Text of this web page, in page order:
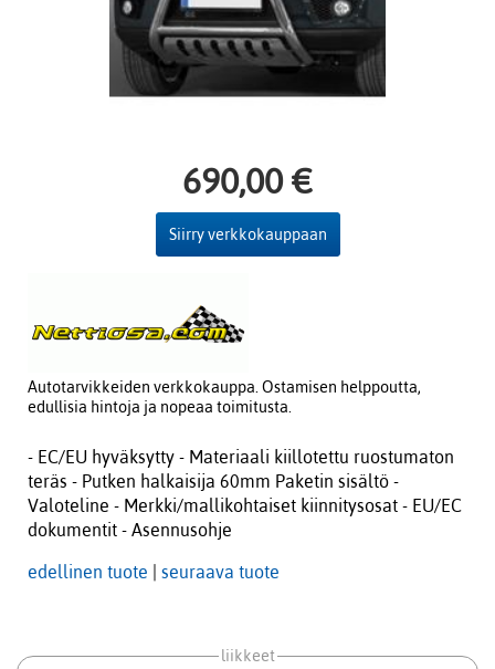
690,00 €
Siirry verkkokauppaan
Autotarvikkeiden verkkokauppa. Ostamisen helppoutta,
edullisia hintoja ja nopeaa toimitusta.
- EC/EU hyväksytty - Materiaali kiillotettu ruostumaton
teräs - Putken halkaisija 60mm Paketin sisältö -
Valoteline - Merkki/mallikohtaiset kiinnitysosat - EU/EC
dokumentit - Asennusohje
edellinen tuote seuraava tuote
liikkeet